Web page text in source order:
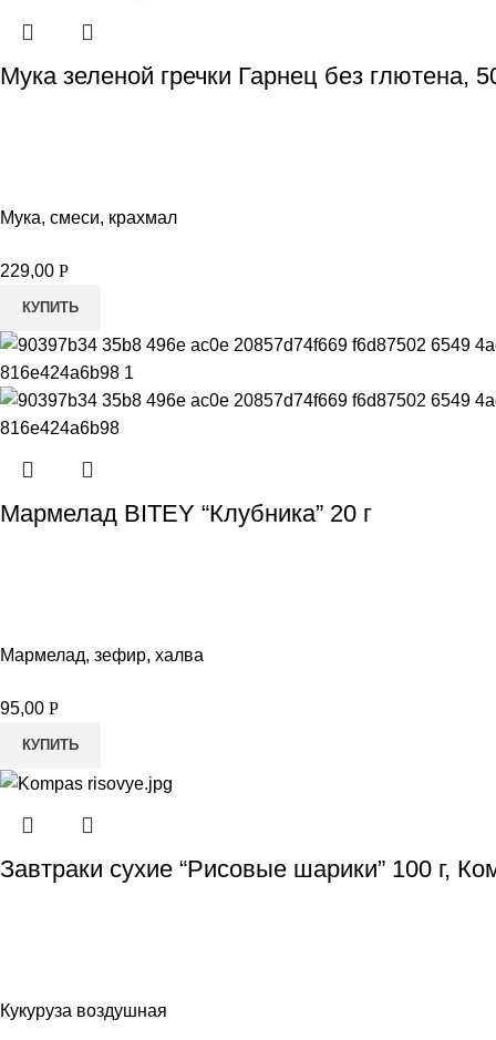
Мука зеленой гречки Гарнец без глютена,
Мука, смеси, крахмал
229,00 Р
КУПИТЬ
Мармелад BITEY “Клубника” 20 г
Мармелад, зефир, халва
95,00 Р
КУПИТЬ
Завтраки сухие “Рисовые шарики” 100 г,
Кукуруза воздушная